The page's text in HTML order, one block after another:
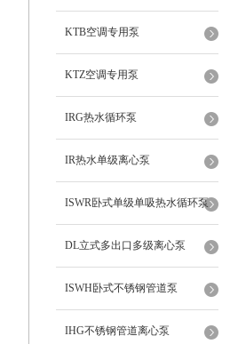
KTB空调专用泵
KTZ空调专用泵
IRG热水循环泵
IR热水单级离心泵
ISWR卧式单级单吸热水循环泵
DL立式多出口多级离心泵
ISWH卧式不锈钢管道泵
IHG不锈钢管道离心泵